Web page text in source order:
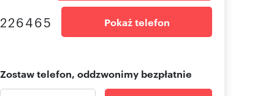
226465 Pokaż telefon
Zostaw telefon, oddzwonimy bezpłatnie